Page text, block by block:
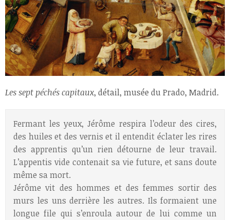
Les sept péchés capitaux, détail, musée du Prado, Madrid.
Fermant les yeux, Jérôme respira l’odeur des cires,
des huiles et des vernis et il entendit éclater les rires
des apprentis qu’un rien détourne de leur travail.
L’appentis vide contenait sa vie future, et sans doute
même sa mort.
Jérôme vit des hommes et des femmes sortir des
murs les uns derrière les autres. Ils formaient une
longue file qui s’enroula autour de lui comme un